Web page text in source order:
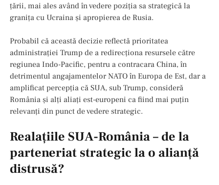
țării, mai ales având în vedere poziția sa strategică la
granița cu Ucraina și apropierea de Rusia.
Probabil că această decizie reflectă prioritatea
administrației Trump de a redirecționa resursele către
regiunea Indo-Pacific, pentru a contracara China, în
detrimentul angajamentelor NATO în Europa de Est, dar a
amplificat percepția că SUA, sub Trump, consideră
România și alți aliați est-europeni ca fiind mai puțin
relevanți din punct de vedere strategic.
Realaţiile SUA-România – de la
parteneriat strategic la o alianță
distrusă?